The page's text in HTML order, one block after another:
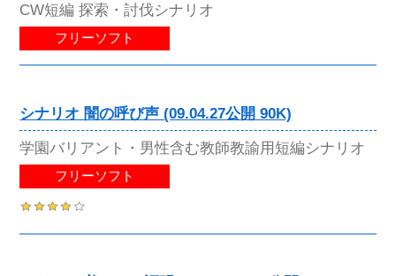
CW短編 探索・討伐シナリオ
フリーソフト
シナリオ 闇の呼び声 (09.04.27公開 90K)
学園バリアント・男性含む教師教諭用短編シナリオ
フリーソフト